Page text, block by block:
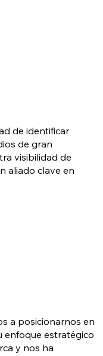
de identificar
de gran
visibilidad de
aliado clave en
a posicionarnos en
enfoque estratégico
y nos ha